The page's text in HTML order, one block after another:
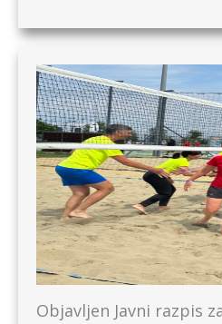
Objavljen Javni razpis